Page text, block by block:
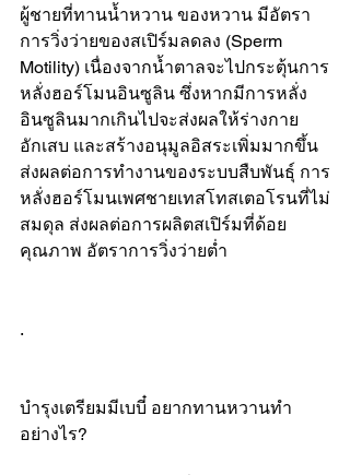
ผู้ชายที่ทานน้ำหวาน ของหวาน มีอัตรา
การวิ่งว่ายของสเปิร์มลดลง (Sperm
Motility) เนื่องจากน้ำตาลจะไปกระตุ้นการ
หลั่งฮอร์โมนอินซูลิน ซึ่งหากมีการหลั่ง
อินซูลินมากเกินไปจะส่งผลให้ร่างกาย
อักเสบ และสร้างอนุมูลอิสระเพิ่มมากขึ้น
ส่งผลต่อการทำงานของระบบสืบพันธุ์ การ
หลั่งฮอร์โมนเพศชายเทสโทสเตอโรนที่ไม่
สมดุล ส่งผลต่อการผลิตสเปิร์มที่ด้อย
คุณภาพ อัตราการวิ่งว่ายต่ำ
.
บำรุงเตรียมมีเบบี๋ อยากทานหวานทำ
อย่างไร?